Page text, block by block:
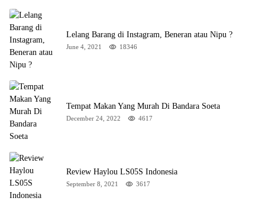
Lelang Barang di Instagram, Beneran atau Nipu ?
June 4, 2021 18346
Tempat Makan Yang Murah Di Bandara Soeta
December 24, 2022 4617
Review Haylou LS05S Indonesia
September 8, 2021 3617